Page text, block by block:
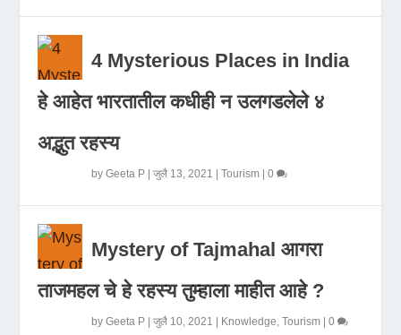
4 Mysterious Places in India
हे आहेत भारतातील कधीही न उलगडलेले ४
अद्भुत रहस्य
byGeeta P |जुलै 13, 2021 |Tourism |0
Mystery of Tajmahal आगरा
ताजमहल चे हे रहस्य तुम्हाला माहीत आहे ?
byGeeta P |जुलै 10, 2021 | Knowledge ,Tourism |0